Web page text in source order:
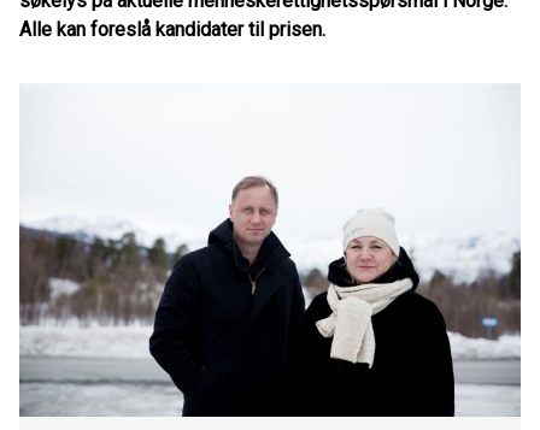
Alle kan foreslå kandidater til prisen.